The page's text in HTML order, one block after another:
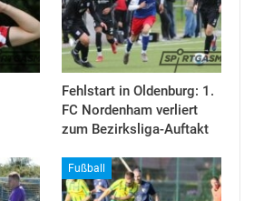
Fehlstart in Oldenburg: 1.
FC Nordenham verliert
zum Bezirksliga-Auftakt
Fußball